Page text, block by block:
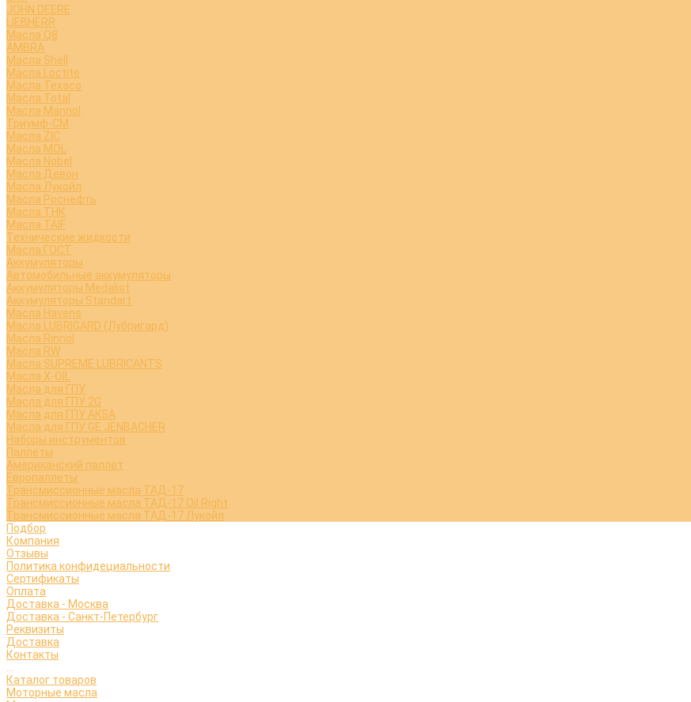
JOHN DEERE
LIEBHERR
Масла Q8
AMBRA
Масла Shell
Масла Loctite
Масла Texaco
Масла Total
Масла Mannol
Триумф-СМ
Масла ZIC
Масла MOL
Масла Nobel
Масла Девон
Масла Лукойл
Масла Роснефть
Масла ТНК
Масла TAIF
Технические жидкости
Масла ГОСТ
Аккумуляторы
Автомобильные аккумуляторы
Аккумуляторы Medalist
Аккумуляторы Standart
Масла Havens
Масла LUBRIGARD (Лубригард)
Масла Rinnol
Масла RW
Масла SUPREME LUBRICANTS
Масла X-OIL
Масла для ГПУ
Масла для ГПУ 2G
Масла для ГПУ AKSA
Масла для ГПУ GE JENBACHER
Наборы инструментов
Паллеты
Американский паллет
Европаллеты
Трансмиссионные масла ТАД-17
Трансмиссионные масла ТАД-17 Oil Right
Трансмиссионные масла ТАД-17 Лукойл
Подбор
Компания
Отзывы
Политика конфидециальности
Сертификаты
Оплата
Доставка - Москва
Доставка - Санкт-Петербург
Реквизиты
Доставка
Контакты
Каталог товаров
Моторные масла